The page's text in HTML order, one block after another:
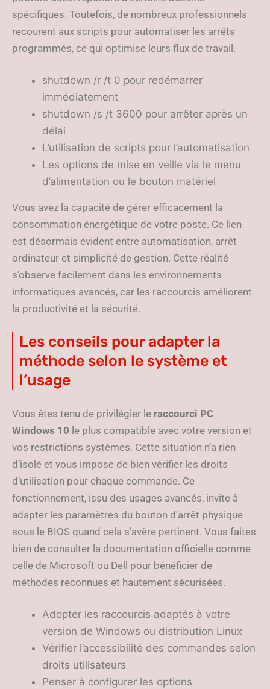
spécifiques. Toutefois, de nombreux professionnels
recourent aux scripts pour automatiser les arrêts
programmés, ce qui optimise leurs flux de travail.
shutdown /r /t 0 pour redémarrer
immédiatement
shutdown /s /t 3600 pour arrêter après un
délai
L’utilisation de scripts pour l’automatisation
Les options de mise en veille via le menu
d’alimentation ou le bouton matériel
Vous avez la capacité de gérer efficacement la
consommation énergétique de votre poste. Ce lien
est désormais évident entre automatisation, arrêt
ordinateur et simplicité de gestion. Cette réalité
s’observe facilement dans les environnements
informatiques avancés, car les raccourcis améliorent
la productivité et la sécurité.
Les conseils pour adapter la
méthode selon le système et
l’usage
Vous êtes tenu de privilégier le raccourci PC
Windows 10 le plus compatible avec votre version et
vos restrictions systèmes. Cette situation n’a rien
d’isolé et vous impose de bien vérifier les droits
d’utilisation pour chaque commande. Ce
fonctionnement, issu des usages avancés, invite à
adapter les paramètres du bouton d’arrêt physique
sous le BIOS quand cela s’avère pertinent. Vous faites
bien de consulter la documentation officielle comme
celle de Microsoft ou Dell pour bénéficier de
méthodes reconnues et hautement sécurisées.
Adopter les raccourcis adaptés à votre
version de Windows ou distribution Linux
Vérifier l’accessibilité des commandes selon
droits utilisateurs
Penser à configurer les options